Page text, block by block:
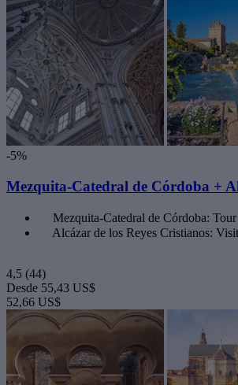
-5%
Mezquita-Catedral de Córdoba +
Mezquita-Catedral de Córdoba:
Alcázar de los Reyes Cristianos:
4,5 (44)
Desde 55,43 US$
52,66 US$